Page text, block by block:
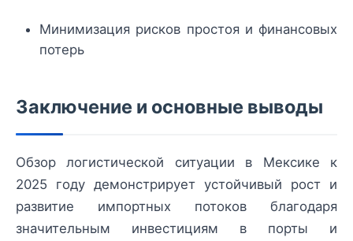
Минимизация рисков простоя и финансовых
потерь
Заключение и основные выводы
Обзор логистической ситуации в Мексике к
2025 году демонстрирует устойчивый рост и
развитие импортных потоков благодаря
значительным инвестициям в порты и